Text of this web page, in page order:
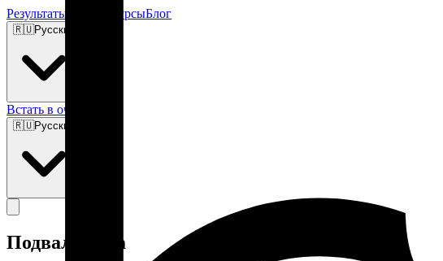
Результаты РесурсыБлог
🇷🇺Русский
Встать в очередь
🇷🇺Русский
Подвал сайта